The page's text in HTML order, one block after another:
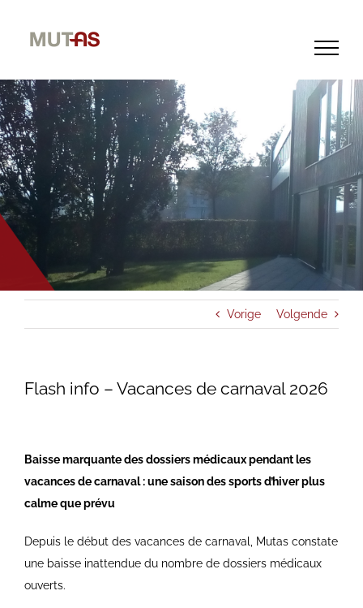
Vorige Volgende
Flash info – Vacances de carnaval 2026
Baisse marquante des dossiers médicaux pendant les
vacances de carnaval : une saison des sports d’hiver plus
calme que prévu
Depuis le début des vacances de carnaval, Mutas constate
une baisse inattendue du nombre de dossiers médicaux
ouverts.